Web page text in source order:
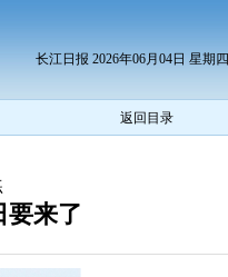
长江日报 2026年06月04日 星期四
返回目录
要来了